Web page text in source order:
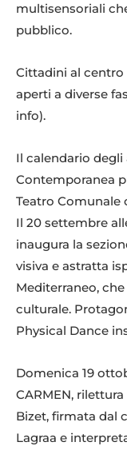
multisensoriali
pubblico.
Cittadini al centro
aperti a diverse
info).
Il calendario
Contemporanea
Teatro Comunale
Il 20 settembre
inaugura la
visiva e astratta
Mediterraneo,
culturale.
Physical Dance
Domenica 19
CARMEN,
Bizet, firmata dal
Lagraa e